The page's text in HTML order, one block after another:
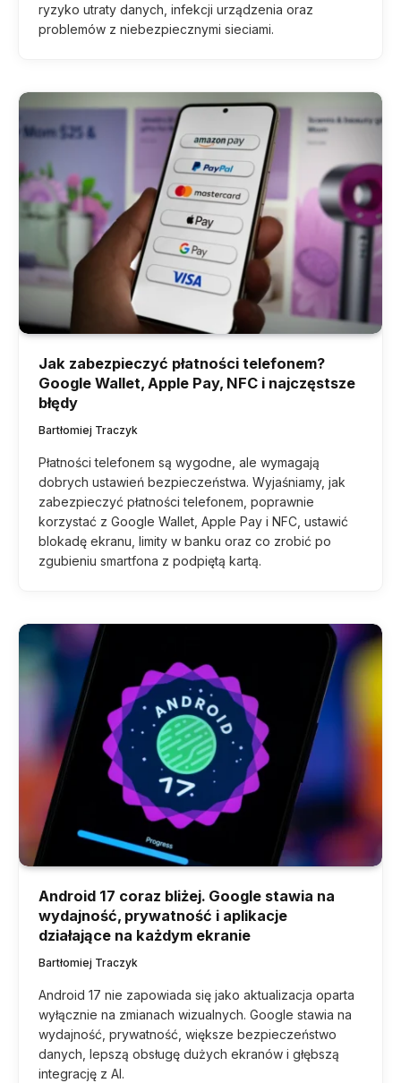
ryzyko utraty danych, infekcji urządzenia oraz
problemów z niebezpiecznymi sieciami.
Jak zabezpieczyć płatności telefonem?
Google Wallet, Apple Pay, NFC i najczęstsze
błędy
Bartłomiej Traczyk
Płatności telefonem są wygodne, ale wymagają
dobrych ustawień bezpieczeństwa. Wyjaśniamy, jak
zabezpieczyć płatności telefonem, poprawnie
korzystać z Google Wallet, Apple Pay i NFC, ustawić
blokadę ekranu, limity w banku oraz co zrobić po
zgubieniu smartfona z podpiętą kartą.
Android 17 coraz bliżej. Google stawia na
wydajność, prywatność i aplikacje
działające na każdym ekranie
Bartłomiej Traczyk
Android 17 nie zapowiada się jako aktualizacja oparta
wyłącznie na zmianach wizualnych. Google stawia na
wydajność, prywatność, większe bezpieczeństwo
danych, lepszą obsługę dużych ekranów i głębszą
integrację z AI.